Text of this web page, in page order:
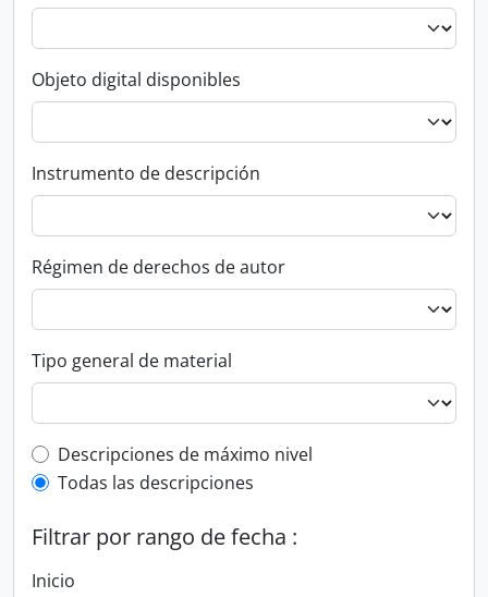
Objeto digital disponibles
Instrumento de descripción
Régimen de derechos de autor
Tipo general de material
Top-level description filter
Descripciones de máximo nivel
Todas las descripciones
Filtrar por rango de fecha :
Inicio